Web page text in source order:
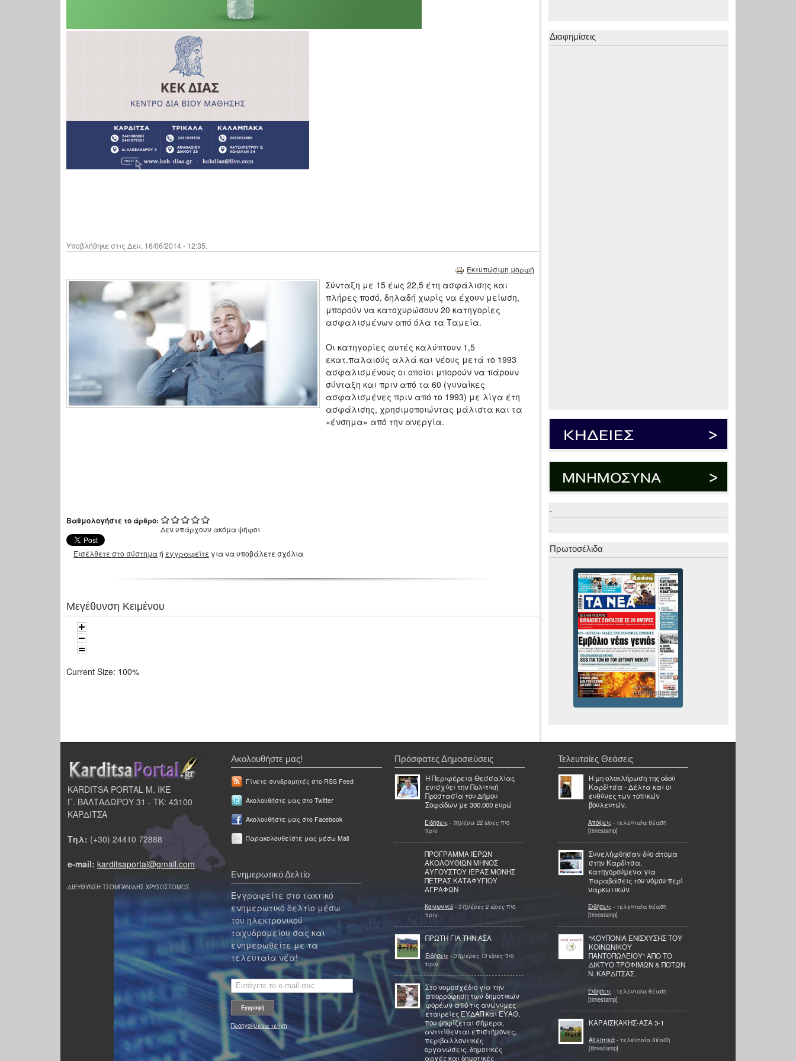
Υποβλήθηκε στις Δευ, 16/06/2014 - 12:35.
Εκτυπώσιμη μορφή
Σύνταξη με 15 έως 22,5 έτη ασφάλισης και
πλήρες ποσό, δηλαδή χωρίς να έχουν μείωση,
μπορούν να κατοχυρώσουν 20 κατηγορίες
ασφαλισμένων από όλα τα Ταμεία.
Οι κατηγορίες αυτές καλύπτουν 1,5
εκατ.παλαιούς αλλά και νέους μετά το 1993
ασφαλισμένους οι οποίοι μπορούν να πάρουν
σύνταξη και πριν από τα 60 (γυναίκες
ασφαλισμένες πριν από το 1993) με λίγα έτη
ασφάλισης, χρησιμοποιώντας μάλιστα και τα
«ένσημα» από την ανεργία.
Βαθμολογήστε το άρθρο:
Δεν υπάρχουν ακόμα ψήφοι
Εισέλθετε στο σύστημαή εγγραφείτε για να υποβάλετε σχόλια
Μεγέθυνση Κειμένου
Current Size: 100%
Διαφημίσεις
.
.
Πρωτοσέλιδα
KARDITSA PORTAL Μ. ΙΚΕ
Γ. ΒΑΛΤΑΔΩΡΟΥ 31 - ΤΚ: 43100
ΚΑΡΔΙΤΣΑ
Τηλ: (+30) 24410 72888
e-mail: karditsaportal@gmail.com
ΔΙΕΥΘΥΝΣΗ ΤΣΟΜΠΑΝΙΔΗΣ ΧΡΥΣΟΣΤΟΜΟΣ
Ακολουθήστε μας!
Γίνετε συνδρομητές στο RSS Feed
Ακολουθήστε μας στο Twitter
Ακολουθήστε μας στο Facebook
Παρακολουθείστε μας μέσω Mail
Ενημερωτικό Δελτίο
Εγγραφείτε στο τακτικό
ενημερωτικό δελτίο μέσω
του ηλεκτρονικού
ταχυδρομείου σας και
ενημερωθείτε με τα
τελευταία νέα!
Προηγούμενα τεύχη
Πρόσφατες Δημοσιεύσεις
Η Περιφέρεια Θεσσαλίας
ενισχύει την Πολιτική
Προστασία του Δήμου
Σοφάδων με 300.000 ευρώ
Ειδήσεις - 1ημέρα 22 ώρες πιο
πριν
ΠΡΟΓΡΑΜΜΑ ΙΕΡΩΝ
ΑΚΟΛΟΥΘΙΩΝ ΜΗΝΟΣ
ΑΥΓΟΥΣΤΟΥ ΙΕΡΑΣ ΜΟΝΗΣ
ΠΕΤΡΑΣ ΚΑΤΑΦΥΓΙΟΥ
ΑΓΡΑΦΩΝ
Κοινωνικά - 3 ημέρες 2 ώρες πιο
πριν
ΠΡΩΤΗ ΓΙΑ ΤΗΝ ΑΣΑ
Ειδήσεις - 3 ημέρες 13 ώρες πιο
πριν
Στο νομοσχέδιο για την
απορρόφηση των δημοτικών
φορέων από τις ανώνυμες
εταιρείες ΕΥΔΑΠ και ΕΥΑΘ,
που ψηφίζεται σήμερα,
αντιτίθενται επιστήμονες,
περιβαλλοντικές
οργανώσεις, δημοτικές
αρχές και δημοτικές
Τελευταίες Θεάσεις
Η μη ολοκλήρωση της οδού
Καρδίτσα - Δέλτα και οι
ευθύνες των τοπικών
βουλευτών.
Απόψεις - τελευταία θέαση
[timestamp]
Συνελήφθησαν δύο άτομα
στην Καρδίτσα,
κατηγορούμενα για
παραβάσεις του νόμου περί
ναρκωτικών
Ειδήσεις - τελευταία θέαση
[timestamp]
“ΚΟΥΠΟΝΙΑ ΕΝΙΣΧΥΣΗΣ ΤΟΥ
ΚΟΙΝΩΝΙΚΟΥ
ΠΑΝΤΟΠΩΛΕΙΟΥ” ΑΠΟ ΤΟ
ΔΙΚΤΥΟ ΤΡΟΦΙΜΩΝ & ΠΟΤΩΝ
Ν. ΚΑΡΔΙΤΣΑΣ.
Ειδήσεις - τελευταία θέαση
[timestamp]
ΚΑΡΑΙΣΚΑΚΗΣ-ΑΣΑ 3-1
Αθλητικά - τελευταία θέαση
[timestamp]